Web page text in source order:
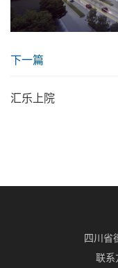
下一篇
汇乐上院
四川省
联系